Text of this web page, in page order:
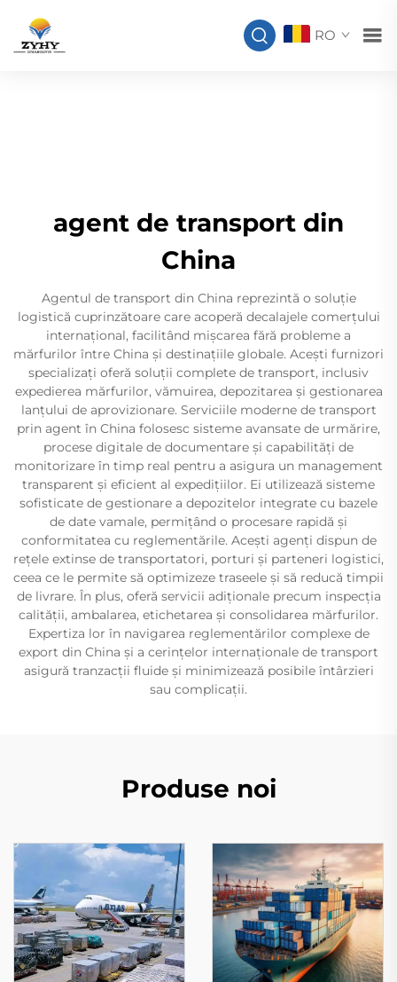
RO
agent de transport din
China
Agentul de transport din China reprezintă o soluție
logistică cuprinzătoare care acoperă decalajele comerțului
internațional, facilitând mișcarea fără probleme a
mărfurilor între China și destinațiile globale. Acești furnizori
specializați oferă soluții complete de transport, inclusiv
expedierea mărfurilor, vămuirea, depozitarea și gestionarea
lanțului de aprovizionare. Serviciile moderne de transport
prin agent în China folosesc sisteme avansate de urmărire,
procese digitale de documentare și capabilități de
monitorizare în timp real pentru a asigura un management
transparent și eficient al expedițiilor. Ei utilizează sisteme
sofisticate de gestionare a depozitelor integrate cu bazele
de date vamale, permițând o procesare rapidă și
conformitatea cu reglementările. Acești agenți dispun de
rețele extinse de transportatori, porturi și parteneri logistici,
ceea ce le permite să optimizeze traseele și să reducă timpii
de livrare. În plus, oferă servicii adiționale precum inspecția
calității, ambalarea, etichetarea și consolidarea mărfurilor.
Expertiza lor în navigarea reglementărilor complexe de
export din China și a cerințelor internaționale de transport
asigură tranzacții fluide și minimizează posibile întârzieri
sau complicații.
Produse noi